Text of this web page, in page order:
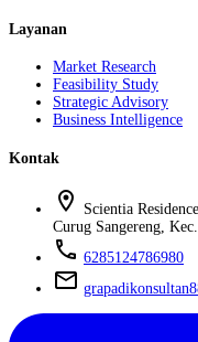
Layanan
Market Research
Feasibility Study
Strategic Advisory
Business Intelligence
Kontak
location_on
Scientia
Curug Sangereng,
phone 6285124786980
mail